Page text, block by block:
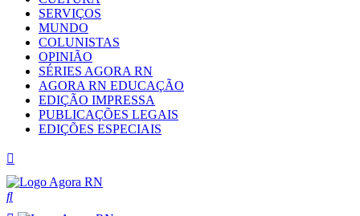
SERVIÇOS
MUNDO
COLUNISTAS
OPINIÃO
SÉRIES AGORA RN
AGORA RN EDUCAÇÃO
EDIÇÃO IMPRESSA
PUBLICAÇÕES LEGAIS
EDIÇÕES ESPECIAIS